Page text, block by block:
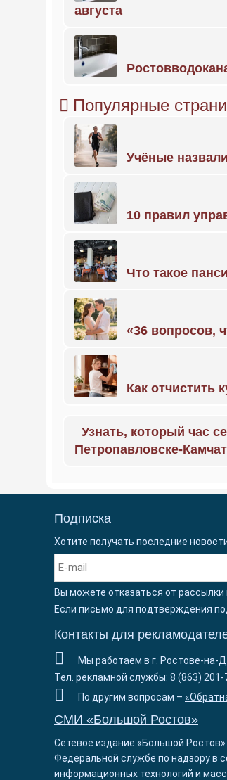
августа
Популярные
Учёные
10 правил
Что такое
«36 вопросов,
Как отчистить
Узнать, который час
Петропавловске-
Подписка
Хотите получать последние
Вы можете отказаться от рассылки
Если письмо для подтверждения
Контакты для
Мы работаем в г. Ростове-на-
Тел. рекламной службы: 8 (863) 201-
По другим вопросам –
СМИ «Большой Ростов»
Сетевое издание «Большой Ростов»
Федеральной службе по надзору в
информационных технологий и